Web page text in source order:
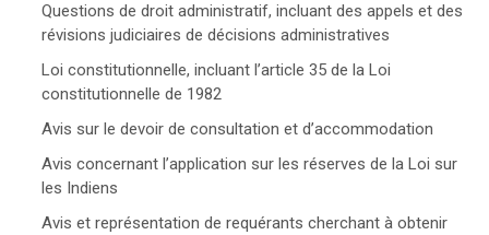
Questions de droit administratif, incluant des appels et des
révisions judiciaires de décisions administratives
Loi constitutionnelle, incluant l’article 35 de la Loi
constitutionnelle de 1982
Avis sur le devoir de consultation et d’accommodation
Avis concernant l’application sur les réserves de la Loi sur
les Indiens
Avis et représentation de requérants cherchant à obtenir